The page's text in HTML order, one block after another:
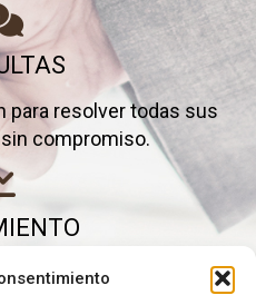
para resolver todas sus
compromiso.
el máximo partido a